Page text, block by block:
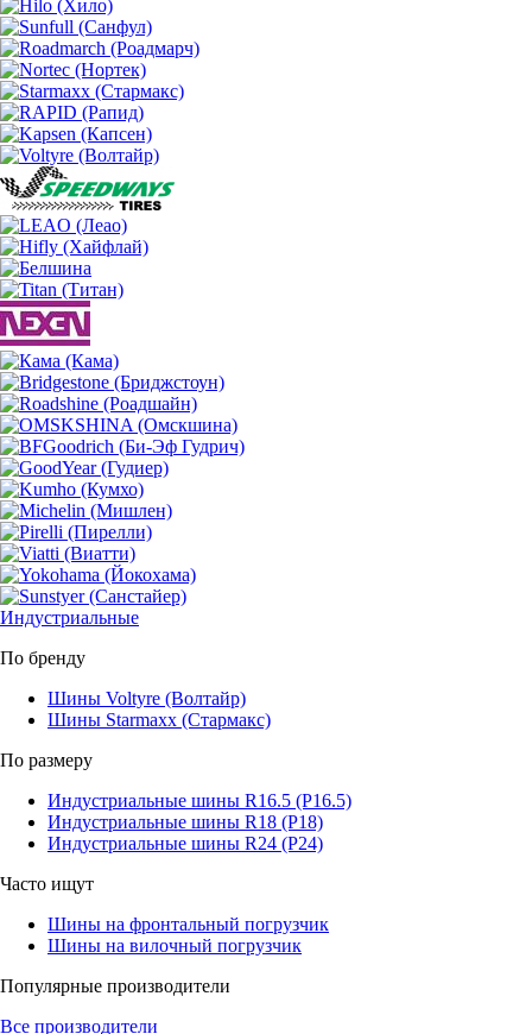
Индустриальные
По бренду
Шины Voltyre (Волтайр)
Шины Starmaxx (Стармакс)
По размеру
Индустриальные шины R16.5 (Р16.5)
Индустриальные шины R18 (Р18)
Индустриальные шины R24 (Р24)
Часто ищут
Шины на фронтальный погрузчик
Шины на вилочный погрузчик
Популярные производители
Все производители